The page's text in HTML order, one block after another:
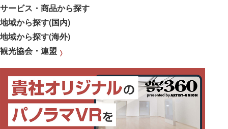
サービス・商品から探す
地域から探す(国内)
地域から探す(海外)
観光協会・連盟